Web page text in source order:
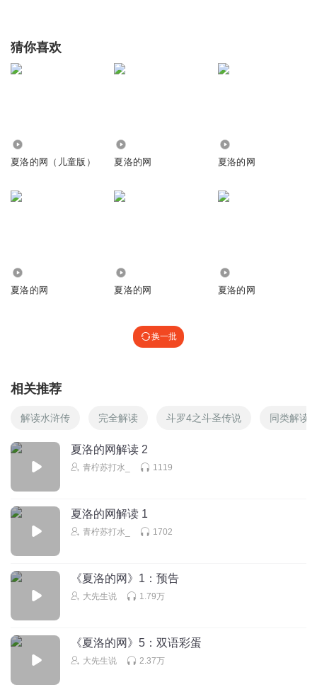
猜你喜欢
夏洛的网（儿童版） 夏洛的网 夏洛的网
夏洛的网 夏洛的网 夏洛的网
换一批
相关推荐
解读水浒传 完全解读 斗罗4之斗圣传说 同类解读
夏洛的网解读 2
青柠苏打水_ 1119
夏洛的网解读 1
青柠苏打水_ 1702
《夏洛的网》1：预告
大先生说 1.79万
《夏洛的网》5：双语彩蛋
大先生说 2.37万